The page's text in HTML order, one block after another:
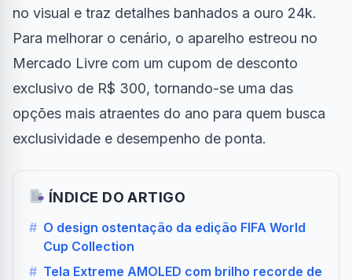
no visual e traz detalhes banhados a ouro 24k.
Para melhorar o cenário, o aparelho estreou no
Mercado Livre com um cupom de desconto
exclusivo de R$ 300, tornando-se uma das
opções mais atraentes do ano para quem busca
exclusividade e desempenho de ponta.
ÍNDICE DO ARTIGO
# O design ostentação da edição FIFA World
Cup Collection
# Tela Extreme AMOLED com brilho recorde de